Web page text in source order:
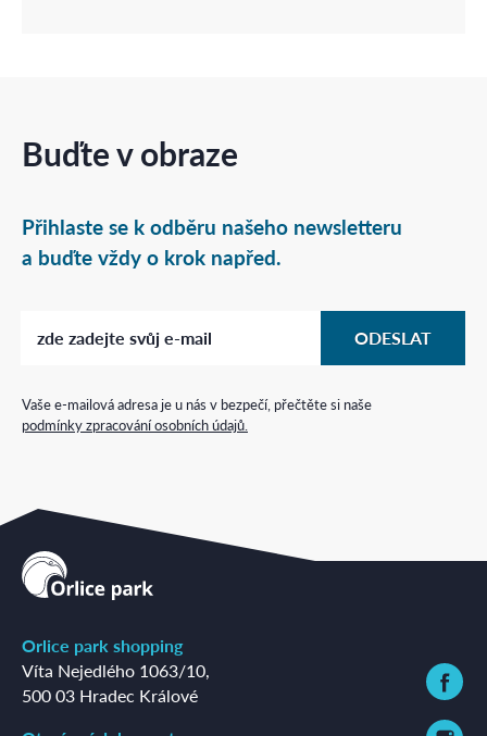
Buďte v obraze
Přihlaste se k odběru našeho newsletteru
a buďte vždy o krok napřed.
Vaše e-mailová adresa je u nás v bezpečí, přečtěte si naše
podmínky zpracování osobních údajů.
Orlice park shopping
Víta Nejedlého 1063/10,
500 03 Hradec Králové